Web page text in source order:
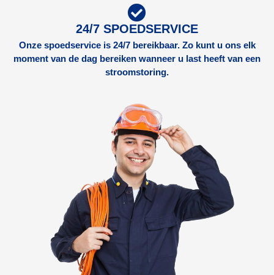
24/7 SPOEDSERVICE
Onze spoedservice is 24/7 bereikbaar. Zo kunt u ons elk
moment van de dag bereiken wanneer u last heeft van een
stroomstoring.